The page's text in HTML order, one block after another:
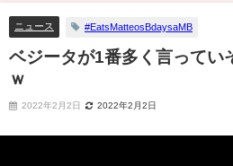
ニュース #EatsMatteosBdaysaMB
ベジータが1番多く言ってい
ｗ
2022年2月2日 2022年2月2日